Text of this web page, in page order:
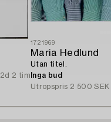
2d 2 tim
1721969
Maria Hedlund
Utan titel.
Inga bud
Utropspris 2 500 SEK